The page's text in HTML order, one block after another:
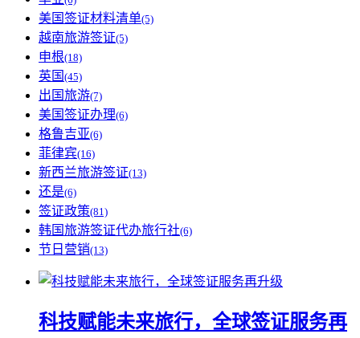
美国签证材料清单(5)
越南旅游签证(5)
申根(18)
英国 (45)
出国旅游(7)
美国签证办理(6)
格鲁吉亚(6)
菲律宾(16)
新西兰旅游签证(13)
还是(6)
签证政策(81)
韩国旅游签证代办旅行社(6)
节日营销(13)
科技赋能未来旅行，全球签证服务再